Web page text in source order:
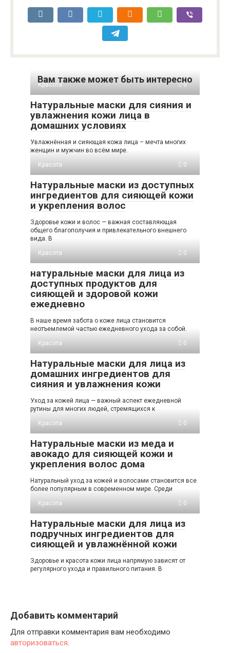
Вам также может быть интересно
Красота 0
Натуральные маски для сияния и
увлажнения кожи лица в
домашних условиях
Увлажнённая и сияющая кожа лица – мечта многих
женщин и мужчин во всём мире.
Красота
0
Натуральные маски из доступных
ингредиентов для сияющей кожи
и укрепления волос
Здоровье кожи и волос — важная составляющая
общего благополучия и привлекательного внешнего
вида. В
Красота
0
натуральные маски для лица из
доступных продуктов для
сияющей и здоровой кожи
ежедневно
В наше время забота о коже лица становится
неотъемлемой частью ежедневного ухода за собой.
Красота
0
Натуральные маски для лица из
домашних ингредиентов для
сияния и увлажнения кожи
Уход за кожей лица — важный аспект ежедневной
рутины для многих людей, стремящихся к
Красота
0
Натуральные маски из меда и
авокадо для сияющей кожи и
укрепления волос дома
Натуральный уход за кожей и волосами становится все
более популярным в современном мире. Среди
Красота
0
Натуральные маски для лица из
подручных ингредиентов для
сияющей и увлажнённой кожи
Здоровье и красота кожи лица напрямую зависят от
регулярного ухода и правильного питания. В
Добавить комментарий
Для отправки комментария вам необходимо
авторизоваться.